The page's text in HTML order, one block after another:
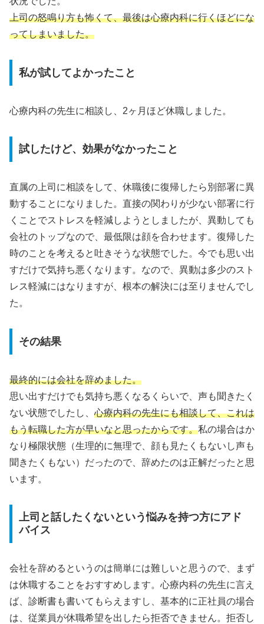
上司の怒鳴り方も怖くて、最後は心療内科に行くほどにな
ってしまいました。
私が試してよかったこと
心療内科の先生に相談し、2ヶ月ほど休職しました。
試したけど、効果がなかったこと
直属の上司に相談をして、休職後に復帰したら別部署に異
動することになりました。直接の関わりが少ない部署に行
くことでストレスを軽減しようとしましたが、異動しても
会社のトップなので、最低限は顔を合わせます。復帰した
時のことを考えると吐きそうな状態でした。今でも思い出
すだけで気持ち悪くなります。なので、異動は多少のスト
レス軽減にはなりますが、根本の解決には至りませんでし
た。
その結果
最終的には会社を辞めました。
思い出すだけでも気持ち悪くなるくらいで、声も聞きたく
ない状態でしたし、 心療内科の先生にも相談して、これは
もう転職した方が早いなと思ったからです。私の場合はか
なり極限状態（生理的に無理で、顔も見たくもないし声も
聞きたくもない）だったので、辞めたのは正解だったと思
います。
上司と話したくないという悩みを持つ方にアド
バイス
会社を辞めるというのは簡単には難しいと思うので、まず
は休職することをおすすめします。心療内科の先生に言え
ば、診断書も書いてもらえますし、基本的に正社員の場合
は、従業員が休職希望を出したら拒否できません。拒否し